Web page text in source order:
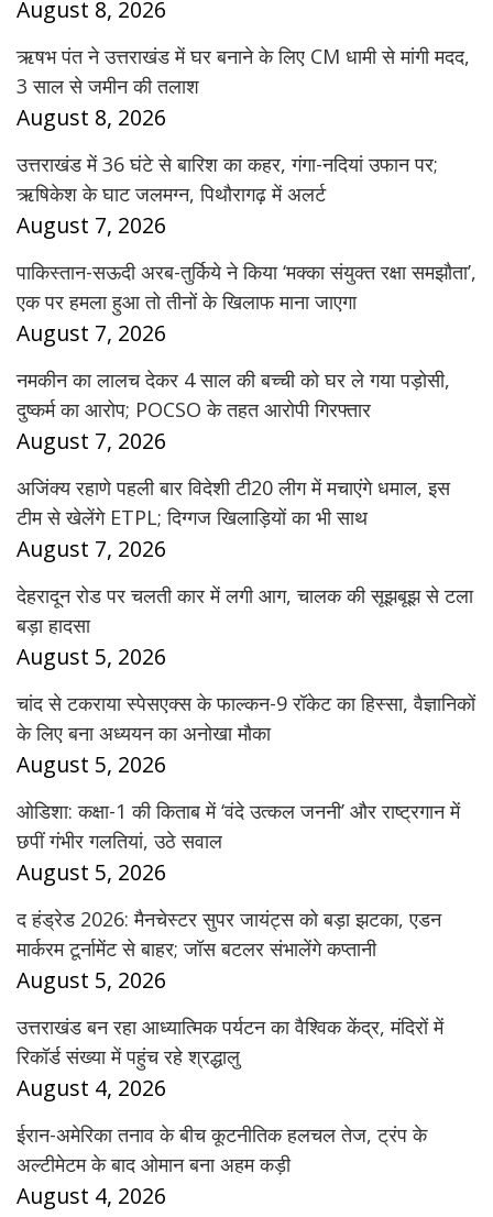
August 8, 2026
ऋषभ पंत ने उत्तराखंड में घर बनाने के लिए CM धामी से मांगी मदद,
3 साल से जमीन की तलाश
August 8, 2026
उत्तराखंड में 36 घंटे से बारिश का कहर, गंगा-नदियां उफान पर;
ऋषिकेश के घाट जलमग्न, पिथौरागढ़ में अलर्ट
August 7, 2026
पाकिस्तान-सऊदी अरब-तुर्किये ने किया ‘मक्का संयुक्त रक्षा समझौता’,
एक पर हमला हुआ तो तीनों के खिलाफ माना जाएगा
August 7, 2026
नमकीन का लालच देकर 4 साल की बच्ची को घर ले गया पड़ोसी,
दुष्कर्म का आरोप; POCSO के तहत आरोपी गिरफ्तार
August 7, 2026
अजिंक्य रहाणे पहली बार विदेशी टी20 लीग में मचाएंगे धमाल, इस
टीम से खेलेंगे ETPL; दिग्गज खिलाड़ियों का भी साथ
August 7, 2026
देहरादून रोड पर चलती कार में लगी आग, चालक की सूझबूझ से टला
बड़ा हादसा
August 5, 2026
चांद से टकराया स्पेसएक्स के फाल्कन-9 रॉकेट का हिस्सा, वैज्ञानिकों
के लिए बना अध्ययन का अनोखा मौका
August 5, 2026
ओडिशा: कक्षा-1 की किताब में ‘वंदे उत्कल जननी’ और राष्ट्रगान में
छपीं गंभीर गलतियां, उठे सवाल
August 5, 2026
द हंड्रेड 2026: मैनचेस्टर सुपर जायंट्स को बड़ा झटका, एडन
मार्करम टूर्नामेंट से बाहर; जॉस बटलर संभालेंगे कप्तानी
August 5, 2026
उत्तराखंड बन रहा आध्यात्मिक पर्यटन का वैश्विक केंद्र, मंदिरों में
रिकॉर्ड संख्या में पहुंच रहे श्रद्धालु
August 4, 2026
ईरान-अमेरिका तनाव के बीच कूटनीतिक हलचल तेज, ट्रंप के
अल्टीमेटम के बाद ओमान बना अहम कड़ी
August 4, 2026